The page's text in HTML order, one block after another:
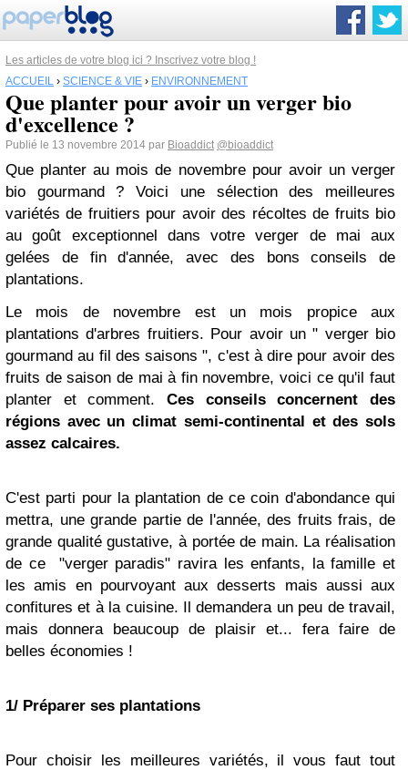
Les articles de votre blog ici ? Inscrivez votre blog !
ACCUEIL › SCIENCE & VIE › ENVIRONNEMENT
Que planter pour avoir un verger bio
d'excellence ?
Publié le 13 novembre 2014 par Bioaddict @bioaddict
Que planter au mois de novembre pour avoir un verger
bio gourmand ? Voici une sélection des meilleures
variétés de fruitiers pour avoir des récoltes de fruits bio
au goût exceptionnel dans votre verger de mai aux
gelées de fin d'année, avec des bons conseils de
plantations.
Le mois de novembre est un mois propice aux
plantations d'arbres fruitiers. Pour avoir un " verger bio
gourmand au fil des saisons ", c'est à dire pour avoir des
fruits de saison de mai à fin novembre, voici ce qu'il faut
planter et comment. Ces conseils concernent des
régions avec un climat semi-continental et des sols
assez calcaires.
C'est parti pour la plantation de ce coin d'abondance qui
mettra, une grande partie de l'année, des fruits frais, de
grande qualité gustative, à portée de main. La réalisation
de ce "verger paradis" ravira les enfants, la famille et
les amis en pourvoyant aux desserts mais aussi aux
confitures et à la cuisine. Il demandera un peu de travail,
mais donnera beaucoup de plaisir et... fera faire de
belles économies !
1/ Préparer ses plantations
Pour choisir les meilleures variétés, il vous faut tout